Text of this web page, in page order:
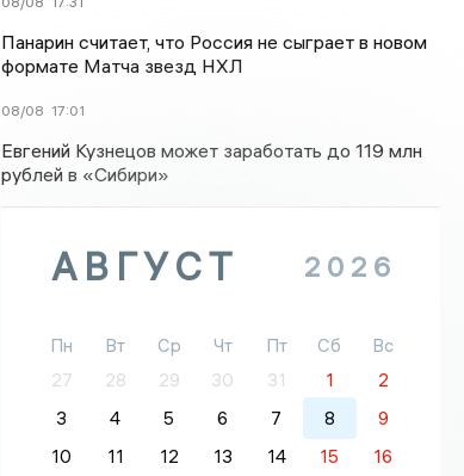
Панарин считает, что Россия не сыграет в новом
формате Матча звезд НХЛ
08/08 17:01
Евгений Кузнецов может заработать до 119 млн
рублей в «Сибири»
АВГУСТ 2026
Пн Вт Ср Чт Пт Сб
Вс
27
28 29 30 31 1
2
3
4 5 6 7 8
9
10
11 12 13 14 15
16